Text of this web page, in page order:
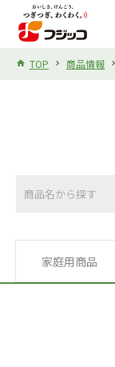
TOP 商品情報
家庭用商品